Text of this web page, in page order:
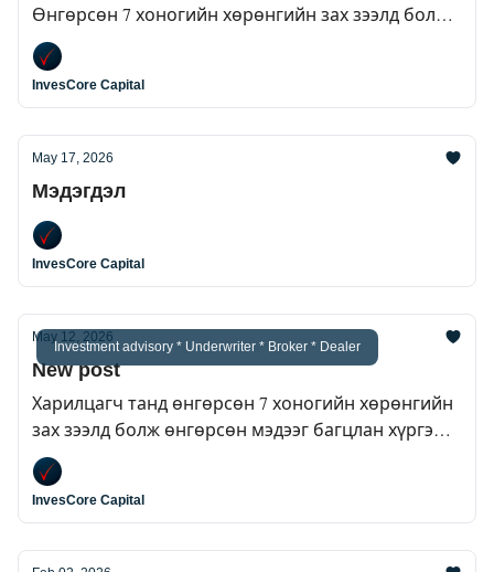
Өнгөрсөн 7 хоногийн хөрөнгийн зах зээлд болж
өнгөрсөн мэдээг багцлан хүргэж байна.
InvesCore Capital
May 17, 2026
Мэдэгдэл
InvesCore Capital
Investment advisory * Underwriter * Broker * Dealer
May 12, 2026
New post
Харилцагч танд өнгөрсөн 7 хоногийн хөрөнгийн
зах зээлд болж өнгөрсөн мэдээг багцлан хүргэж
байна.
InvesCore Capital